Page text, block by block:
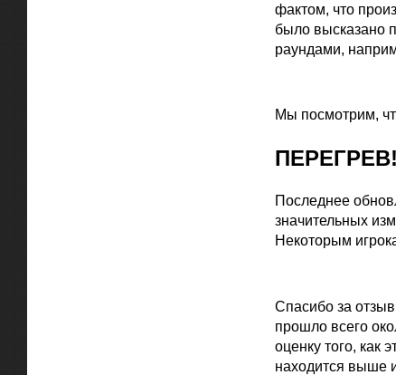
фактом, что
было высказано
раундами,
Мы посмотрим,
ПЕРЕГРЕВ!
Последнее
значительных
Некоторым
Спасибо за
прошло всего
оценку того, как
находится выше